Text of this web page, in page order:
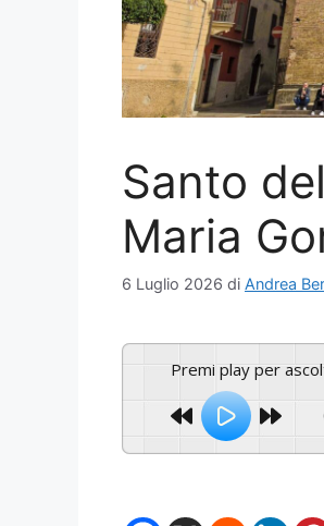
Santo
Maria
6 Luglio 2026 di Andrea
Premi play per